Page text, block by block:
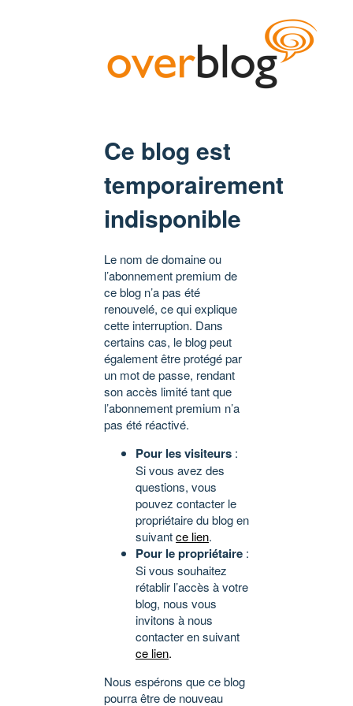
Ce blog est
temporairement
indisponible
Le nom de domaine ou
l’abonnement premium de
ce blog n’a pas été
renouvelé, ce qui explique
cette interruption. Dans
certains cas, le blog peut
également être protégé par
un mot de passe, rendant
son accès limité tant que
l’abonnement premium n’a
pas été réactivé.
Pour les visiteurs :
Si vous avez des
questions, vous
pouvez contacter le
propriétaire du blog en
suivantce lien.
Pour le propriétaire :
Si vous souhaitez
rétablir l’accès à votre
blog, nous vous
invitons à nous
contacter en suivant
ce lien.
Nous espérons que ce blog
pourra être de nouveau